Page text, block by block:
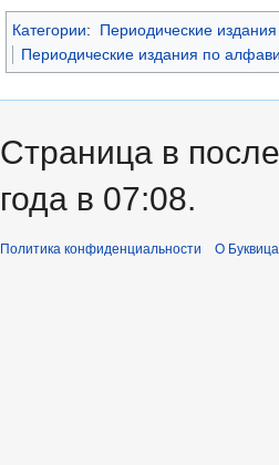
Категории:
Периодические
Периодические издания по
Страница в
года в 07:08.
Политика конфиденциальности О Буквица